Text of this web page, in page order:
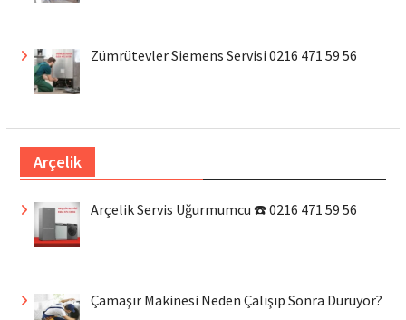
Zümrütevler Siemens Servisi 0216 471 59 56
Arçelik
Arçelik Servis Uğurmumcu ☎️ 0216 471 59 56
Çamaşır Makinesi Neden Çalışıp Sonra Duruyor?